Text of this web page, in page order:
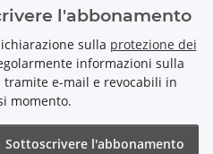
l'abbonamento
sulla protezione dei
informazioni sulla
e-mail e revocabili in
momento.
Sottoscrivere l'abbonamento